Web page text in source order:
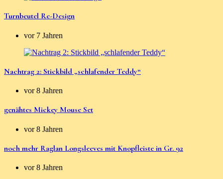
Turnbeutel Re-Design
vor 7 Jahren
Nachtrag 2: Stickbild „schlafender Teddy“
vor 8 Jahren
genähtes Mickey Mouse Set
vor 8 Jahren
noch mehr Raglan Longsleeves mit Knopfleiste in Gr. 92
vor 8 Jahren